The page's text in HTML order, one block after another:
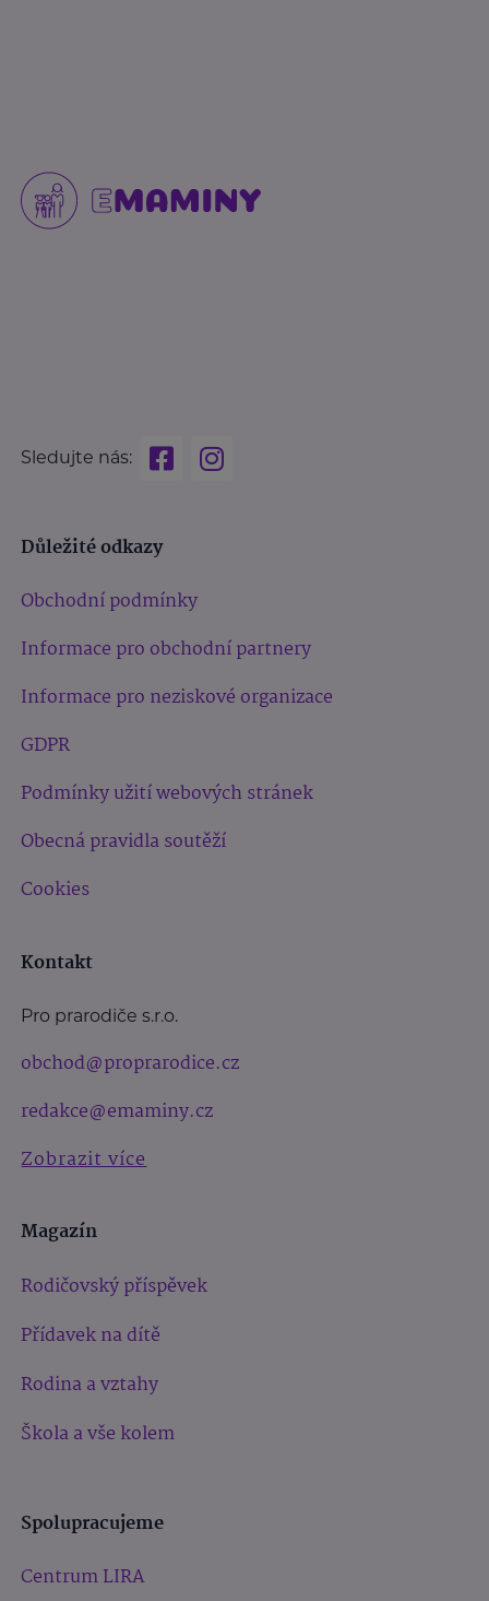
Sledujte nás:
Důležité odkazy
Obchodní podmínky
Informace pro obchodní partnery
Informace pro neziskové organizace
GDPR
Podmínky užití webových stránek
Obecná pravidla soutěží
Cookies
Kontakt
Pro prarodiče s.r.o.
obchod@proprarodice.cz
redakce@emaminy.cz
Zobrazit více
Magazín
Rodičovský příspěvek
Přídavek na dítě
Rodina a vztahy
Škola a vše kolem
Spolupracujeme
Centrum LIRA